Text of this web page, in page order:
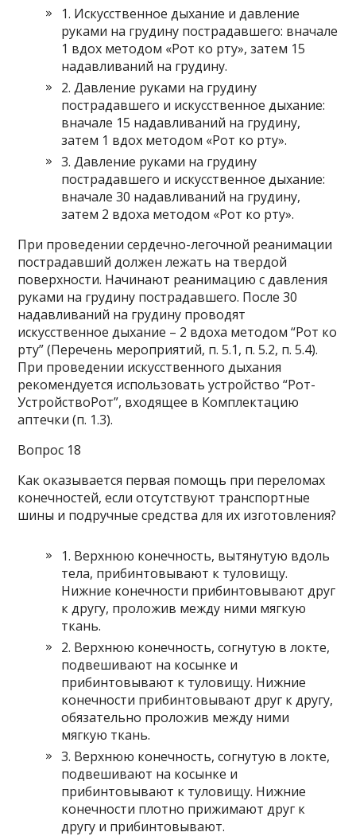
1. Искусственное дыхание и давление
руками на грудину пострадавшего: вначале
1 вдох методом «Рот ко рту», затем 15
надавливаний на грудину.
2. Давление руками на грудину
пострадавшего и искусственное дыхание:
вначале 15 надавливаний на грудину,
затем 1 вдох методом «Рот ко рту».
3. Давление руками на грудину
пострадавшего и искусственное дыхание:
вначале 30 надавливаний на грудину,
затем 2 вдоха методом «Рот ко рту».
При проведении сердечно-легочной реанимации
пострадавший должен лежать на твердой
поверхности. Начинают реанимацию с давления
руками на грудину пострадавшего. После 30
надавливаний на грудину проводят
искусственное дыхание – 2 вдоха методом “Рот ко
рту” (Перечень мероприятий, п. 5.1, п. 5.2, п. 5.4).
При проведении искусственного дыхания
рекомендуется использовать устройство “Рот-
УстройствоРот”, входящее в Комплектацию
аптечки (п. 1.3).
Вопрос 18
Как оказывается первая помощь при переломах
конечностей, если отсутствуют транспортные
шины и подручные средства для их изготовления?
1. Верхнюю конечность, вытянутую вдоль
тела, прибинтовывают к туловищу.
Нижние конечности прибинтовывают друг
к другу, проложив между ними мягкую
ткань.
2. Верхнюю конечность, согнутую в локте,
подвешивают на косынке и
прибинтовывают к туловищу. Нижние
конечности прибинтовывают друг к другу,
обязательно проложив между ними
мягкую ткань.
3. Верхнюю конечность, согнутую в локте,
подвешивают на косынке и
прибинтовывают к туловищу. Нижние
конечности плотно прижимают друг к
другу и прибинтовывают.